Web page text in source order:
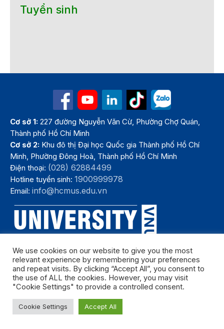
Tuyển sinh
Cơ sở 1: 227 đường Nguyễn Văn Cừ, Phường Chợ Quán,
Thành phố Hồ Chí Minh
Cơ sở 2: Khu đô thị Đại học Quốc gia Thành phố Hồ Chí
Minh, Phường Đông Hoà, Thành phố Hồ Chí Minh
Điện thoại: (028) 62884499
Hotline tuyển sinh:1900999978
Email:info@hcmus.edu.vn
Bản quyền thuộc Trường Đại học Khoa học tự nhiên, Đại học Quốc
gia Thành phố Hồ Chí Minh. Năm 2024
We use cookies on our website to give you the most
relevant experience by remembering your preferences
and repeat visits. By clicking “Accept All”, you consent to
the use of ALL the cookies. However, you may visit
"Cookie Settings" to provide a controlled consent.
Cookie Settings Accept All